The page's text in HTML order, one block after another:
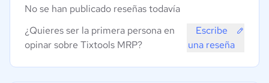
No se han publicado reseñas todavía
¿Quieres ser la primera persona en
opinar sobre Tixtools MRP?
Escribe
una reseña